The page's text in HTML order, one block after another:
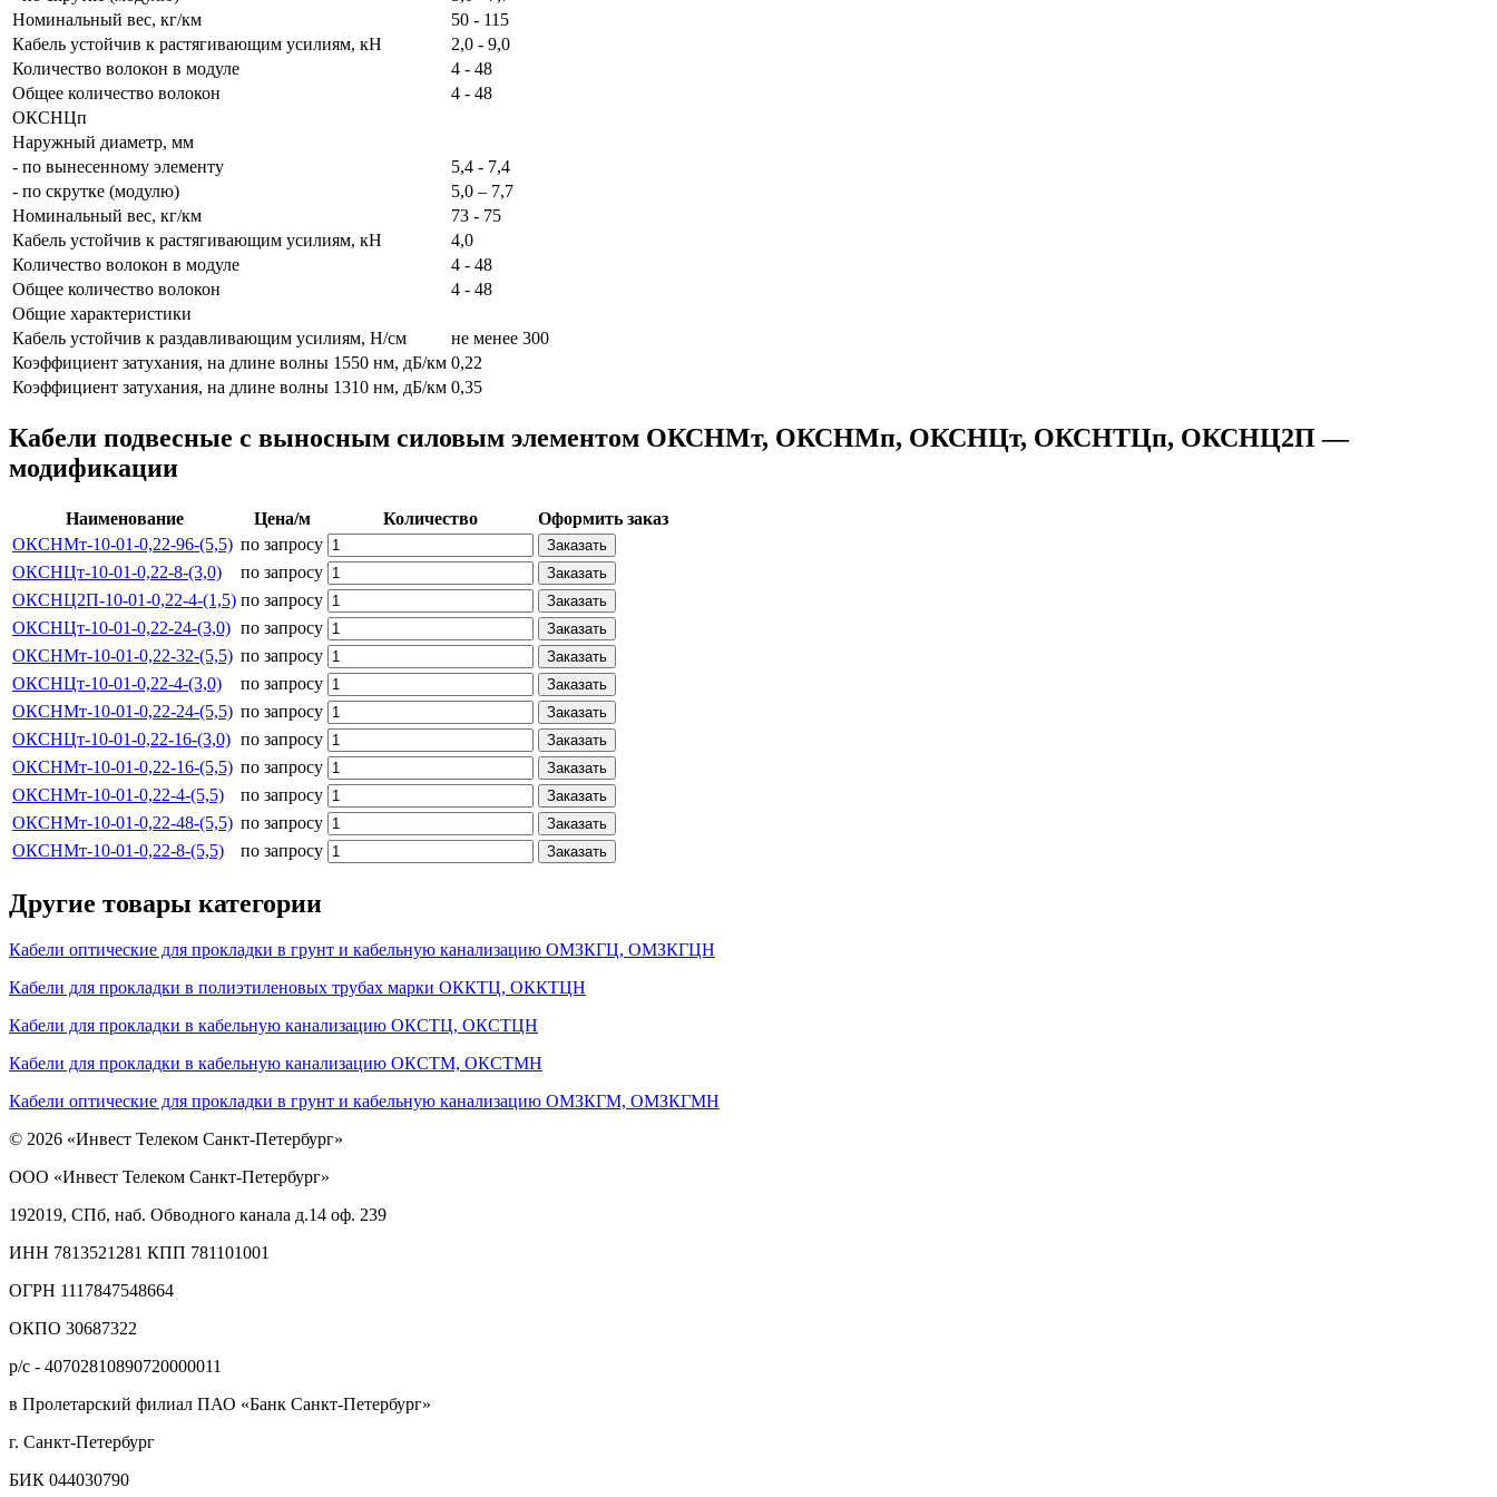
Номинальный вес, кг/км
50 - 115
Кабель устойчив к растягивающим усилиям, кН
2,0 - 9,0
Количество волокон в модуле
4 - 48
Общее количество волокон
4 - 48
ОКСНЦп
Наружный диаметр, мм
- по вынесенному элементу
5,4 - 7,4
- по скрутке (модулю)
5,0 – 7,7
Номинальный вес, кг/км
73 - 75
Кабель устойчив к растягивающим усилиям, кН
4,0
Количество волокон в модуле
4 - 48
Общее количество волокон
4 - 48
Общие характеристики
Кабель устойчив к раздавливающим усилиям, Н/см
не менее 300
Коэффициент затухания, на длине волны 1550 нм, дБ/км 0,22
Коэффициент затухания, на длине волны 1310 нм, дБ/км 0,35
Кабели подвесные с выносным силовым элементом ОКСНМт, ОКСНМп, ОКСНЦт, ОКСНТЦп, ОКСНЦ2П —
модификации
Наименование Цена/м Количество
Оформить заказ
ОКСНМт-10-01-0,22-96-(5,5) по запросу Заказать
ОКСНЦт-10-01-0,22-8-(3,0) по запросу Заказать
ОКСНЦ2П-10-01-0,22-4-(1,5) по запросу Заказать
ОКСНЦт-10-01-0,22-24-(3,0) по запросу Заказать
ОКСНМт-10-01-0,22-32-(5,5) по запросу Заказать
ОКСНЦт-10-01-0,22-4-(3,0) по запросу Заказать
ОКСНМт-10-01-0,22-24-(5,5) по запросу Заказать
ОКСНЦт-10-01-0,22-16-(3,0) по запросу Заказать
ОКСНМт-10-01-0,22-16-(5,5) по запросу Заказать
ОКСНМт-10-01-0,22-4-(5,5) по запросу Заказать
ОКСНМт-10-01-0,22-48-(5,5) по запросу Заказать
ОКСНМт-10-01-0,22-8-(5,5) по запросу Заказать
Другие товары категории
Кабели оптические для прокладки в грунт и кабельную канализацию ОМЗКГЦ, ОМЗКГЦH
Кабели для прокладки в полиэтиленовых трубах марки ОККТЦ, ОККТЦН
Кабели для прокладки в кабельную канализацию ОКСТЦ, ОКСТЦН
Кабели для прокладки в кабельную канализацию ОКСТМ, ОКСТМН
Кабели оптические для прокладки в грунт и кабельную канализацию ОМЗКГМ, ОМЗКГМН
© 2026 «Инвест Телеком Санкт-Петербург»
ООО «Инвест Телеком Санкт-Петербург»
192019, СПб, наб. Обводного канала д.14 оф. 239
ИНН 7813521281 КПП 781101001
ОГРН 1117847548664
ОКПО 30687322
р/с - 40702810890720000011
в Пролетарский филиал ПАО «Банк Санкт-Петербург»
г. Санкт-Петербург
БИК 044030790